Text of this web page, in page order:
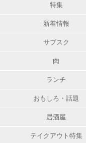
特集
新着情報
サブスク
肉
ランチ
おもしろ・話題
居酒屋
テイクアウト特集